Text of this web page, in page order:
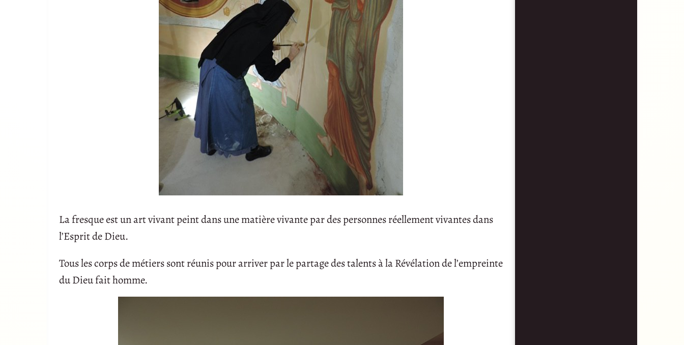
La fresque est un art vivant peint dans une matière vivante par des personnes réellement vivantes dans
l’Esprit de Dieu.
Tous les corps de métiers sont réunis pour arriver par le partage des talents à la Révélation de l’empreinte
du Dieu fait homme.